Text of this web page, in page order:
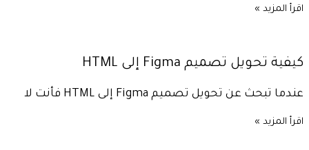
اقرأ المزيد »
كيفية تحويل تصميم Figma إلى HTML
عندما تبحث عن تحويل تصميم Figma إلى HTML فأنت لا
اقرأ المزيد »